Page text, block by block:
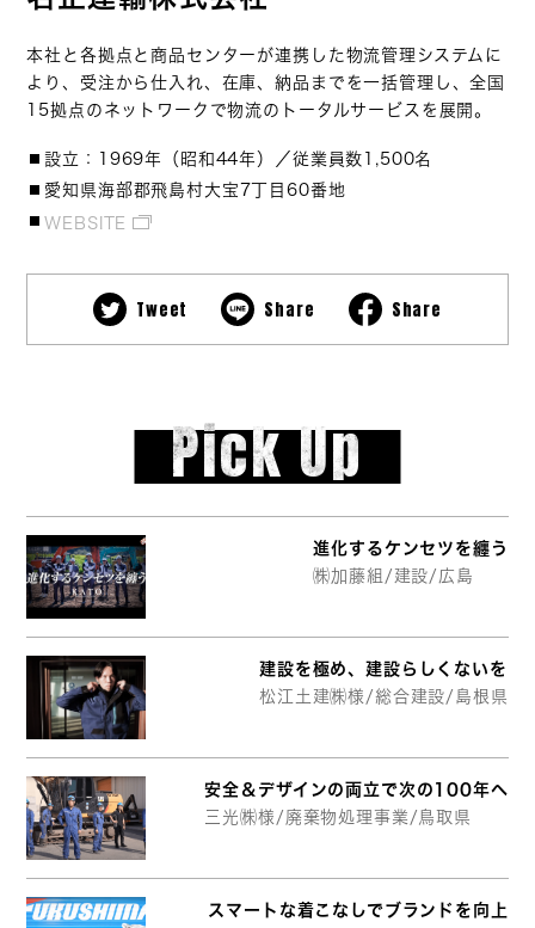
本社と各拠点と商品センターが連携した物流管理システムに
より、受注から仕入れ、在庫、納品までを一括管理し、全国
15拠点のネットワークで物流のトータルサービスを展開。
設立：1969年（昭和44年）／従業員数1,500名
愛知県海部郡飛島村大宝7丁目60番地
WEBSITE
Tweet Share Share
Pick Up
進化するケンセツを纏う
㈱加藤組/建設/広島
建設を極め、建設らしくないを
松江土建㈱様/総合建設/島根県
安全＆デザインの両立で次の100年へ
三光㈱様/廃棄物処理事業/鳥取県
スマートな着こなしでブランドを向上